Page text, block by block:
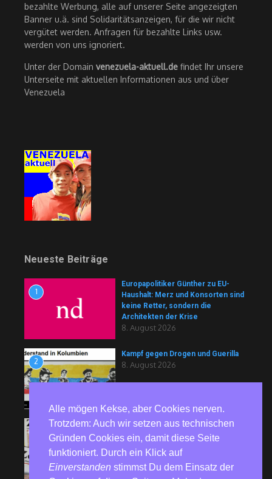
bezahlte Werbung, alle auf unserer Seite angezeigten
Banner u.ä. sind Solidaritätsanzeigen, für die wir nicht
vergütet werden. Anfragen für bezahlte Links usw.
werden von uns ignoriert.
Unter der Domain venezuela-aktuell.de findet Ihr unsere
Unterseite mit aktuellen Informationen aus und über
Venezuela
Neueste Beiträge
1
Europapolitiker Günther zu EU-
Haushalt: Merz und Konsorten sind
keine Retter, sondern die
Architekten der Krise
8. August 2026
2
Kampf gegen Drogen und Guerilla
8. August 2026
Ravioli und Drohnen für die
nationale Resilienz?
8. August 2026
Alle mögen Kekse, aber Cookies nerven.
Trotzdem: Auch wir setzen aus technischen
Gründen Cookies ein, damit diese Seite
funktioniert. Durch ein Klick auf
Einverstanden stimmst Du dem Einsatz der